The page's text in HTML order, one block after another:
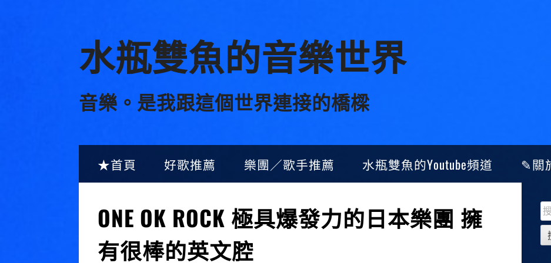
to
content
水瓶雙魚的音樂世界
音樂。是我跟這個世界連接的橋樑
★首頁 好歌推薦 樂團／歌手推薦 水瓶雙魚的Youtube頻道 ✎關
ONE OK ROCK 極具爆發力的日本樂團 擁
有很棒的英文腔
搜
尋
關